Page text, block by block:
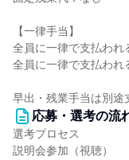
【一律手当】
全員に一律で支払われ
全員に一律で支払われ
早出・残業手当は別途
応募・選考の流
選考プロセス
説明会参加（視聴）